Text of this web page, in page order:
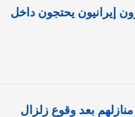
إيرانيون يحتجون داخل
بعد وقوع زلزال